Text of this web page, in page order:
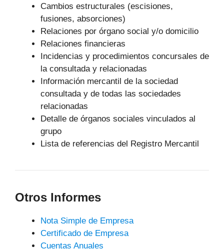
Cambios estructurales (escisiones,
fusiones, absorciones)
Relaciones por órgano social y/o domicilio
Relaciones financieras
Incidencias y procedimientos concursales de
la consultada y relacionadas
Información mercantil de la sociedad
consultada y de todas las sociedades
relacionadas
Detalle de órganos sociales vinculados al
grupo
Lista de referencias del Registro Mercantil
Otros Informes
Nota Simple de Empresa
Certificado de Empresa
Cuentas Anuales